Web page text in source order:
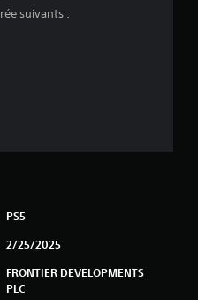
a
n
suivants :
PS5
2/25/2025
FRONTIER DEVELOPMENTS
PLC